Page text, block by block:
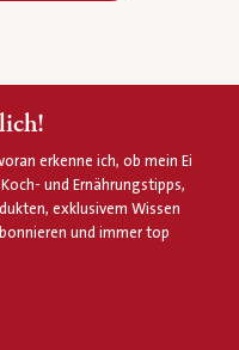
erkenne ich, ob mein Ei
und Ernährungstipps,
exklusivem Wissen
und immer top